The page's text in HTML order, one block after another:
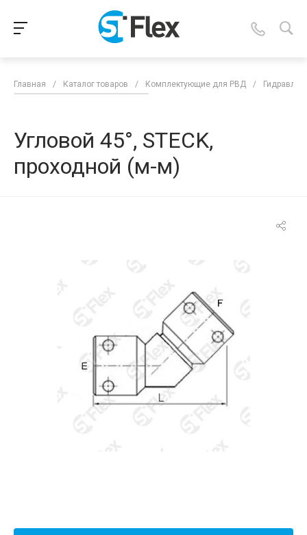
Главная / Каталог товаров / Комплектующие для РВД /
Угловой 45°, STECK,
проходной (м-м)